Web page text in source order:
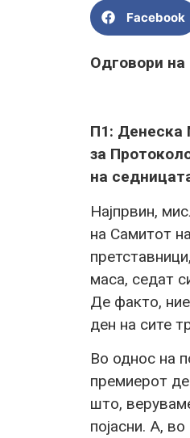
Facebook
Одговори
П1: Денеска
за
на
Најпрвин,
на Самитот
маса, седат
Де факто,
ден на сите
Во однос на
премиерот
што,
појасни. А,